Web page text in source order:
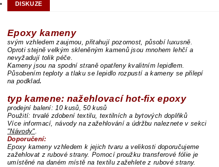
DISKUZE
Epoxy kameny
svým vzhledem zaujmou, přitahují pozornost, působí luxusně.
Oproti stejně velkým skleněným kamenů jsou mnohem lehčí a
nevyžadují tolik péče.
Kameny jsou na spodní straně opatřeny kvalitním lepidlem.
Působením teploty a tlaku se lepidlo rozpustí a kameny se přilepí
na podklad.
typ kamene: nažehlovací hot-fix epoxy
prodejní balení: 10 kusů, 50 kusů
Použití: trvalé zdobení textilu, textilních a bytových doplňků
Více informací, návody na zažehlování a údržbu naleznete v sekci
"Návody".
Doporučení:
Epoxy kameny vzhledem k jejich tvaru a velikosti doporučujeme
zažehlovat z rubové strany. Pomocí proužku transferové fólie je
umístěné na daném místě na textilu zažehlete z rubové strany.